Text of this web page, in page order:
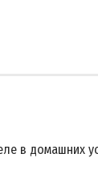
в домашних